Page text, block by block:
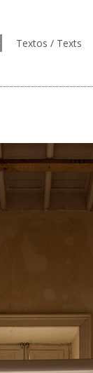
Textos / Texts